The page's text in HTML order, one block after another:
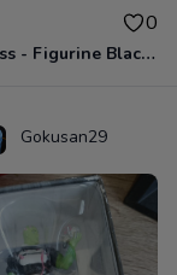
0
Eaglemoss - Figurine Black Lightning - DC Comics - Plomb
Gokusan29